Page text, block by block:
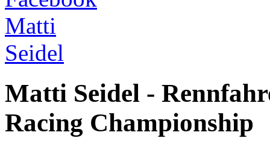
Matti Seidel -
Racing Championship